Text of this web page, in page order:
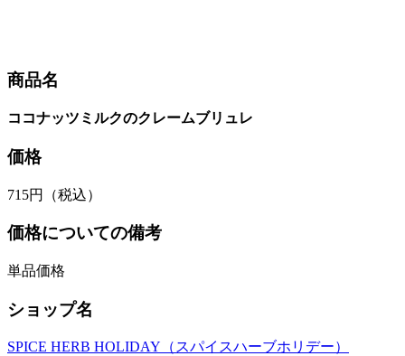
商品名
ココナッツミルクのクレームブリュレ
価格
715円（税込）
価格についての備考
単品価格
ショップ名
SPICE HERB HOLIDAY（スパイスハーブホリデー）